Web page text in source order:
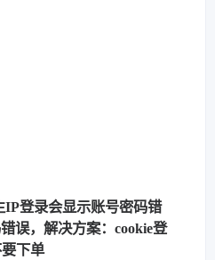
IP登录会显示账号密码错
误，解决方案：cookie登
下单